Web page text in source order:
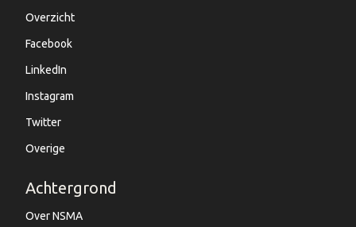
Overzicht
Facebook
LinkedIn
Instagram
Twitter
Overige
Achtergrond
Over NSMA